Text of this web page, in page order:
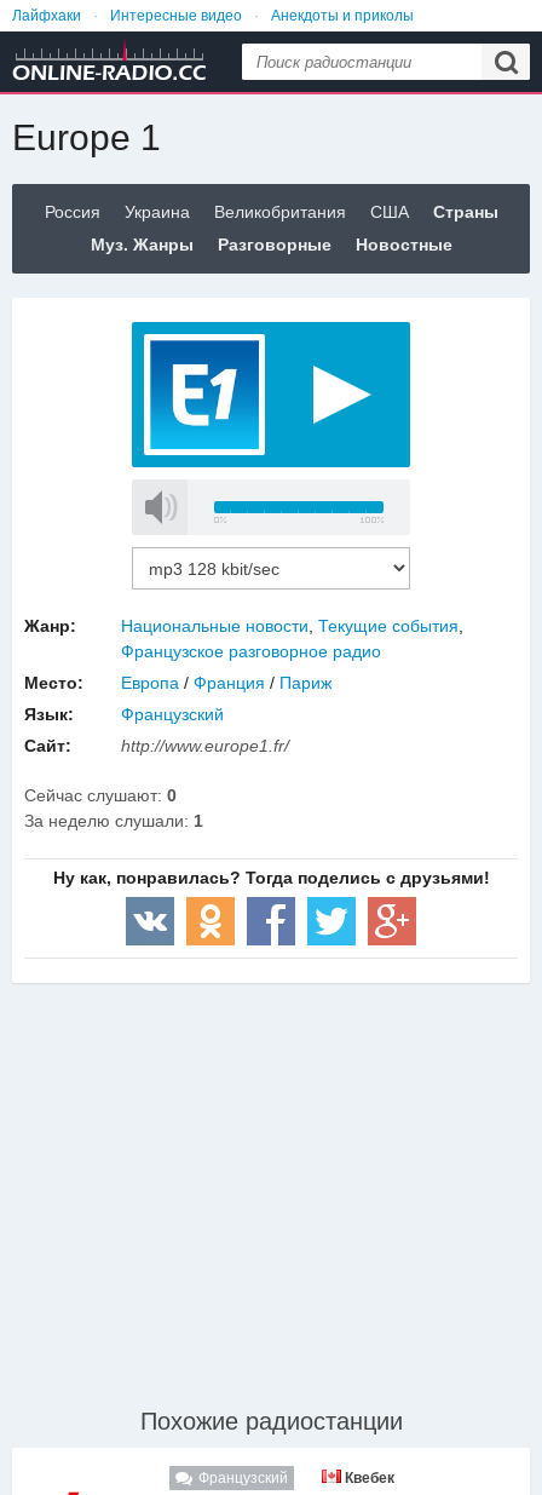
Лайфхаки Интересные видео
Анекдоты и приколы
Идеи для дома
Еда и рецепты Женский сайт №1
Europe 1
Россия Украина Великобритания США
Страны
Муз. Жанры
Разговорные Новостные
Жанр: Национальные новости Текущие события
Французское разговорное радио
Место:
Европа / Франция / Париж
Язык:
Французский
Сайт:
http://www.europe1.fr/
Сейчас слушают: 0
За неделю слушали: 1
Похожие радиостанции
Французский
Квебек